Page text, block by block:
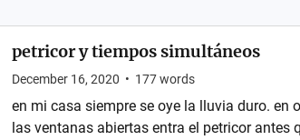
petricor y tiempos simultáneos
December 16, 2020 • 177words
en mi casa siempre se oye la lluvia duro. en
las ventanas abiertas entra el petricor antes